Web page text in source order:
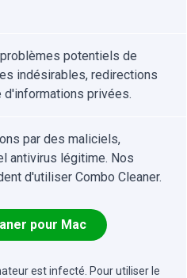
potentiels de
indésirables, redirections
privées.
par des maliciels,
antivirus légitime. Nos
d'utiliser Combo Cleaner.
pour Mac
est infecté. Pour utiliser le